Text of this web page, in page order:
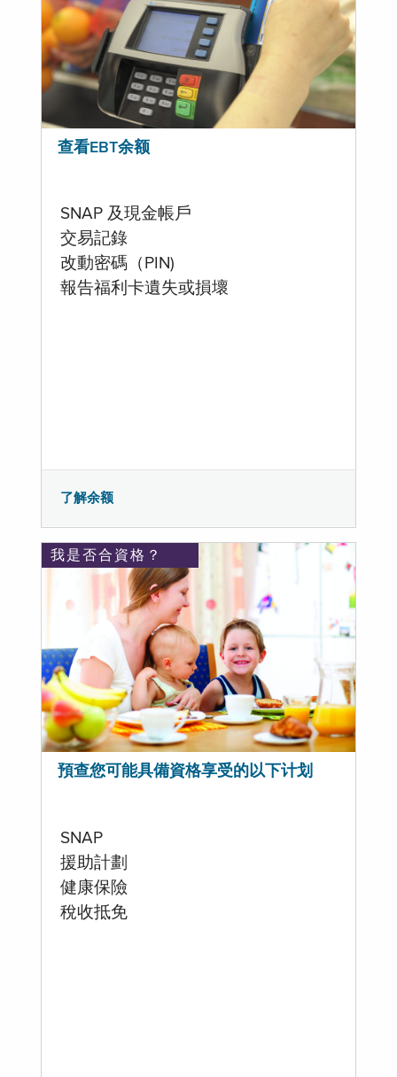
查看EBT余额
SNAP 及現金帳戶
交易記錄
改動密碼（PIN)
報告福利卡遺失或損壞
了解余额
我是否合資格？
預查您可能具備資格享受的以下计划
SNAP
援助計劃
健康保險
稅收抵免